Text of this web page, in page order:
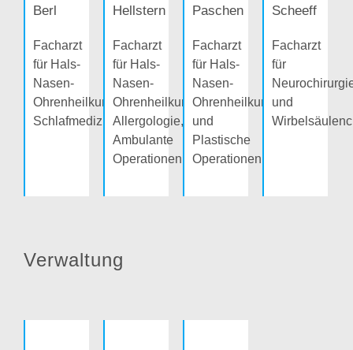
Berl
Facharzt
für Hals-
Nasen-
Ohrenheilkunde,
Schlafmedizin
Hellstern
Facharzt
für Hals-
Nasen-
Ohrenheilkunde,
Allergologie,
Ambulante
Operationen
Paschen
Facharzt
für Hals-
Nasen-
Ohrenheilkunde
und
Plastische
Operationen
Scheeff
Facharzt
für
und
Verwaltung